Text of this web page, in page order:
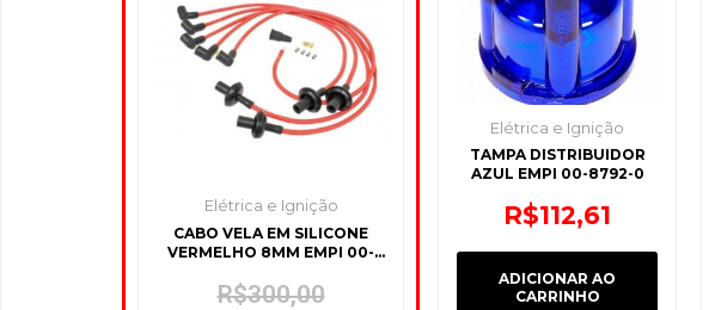
Elétrica e Ignição
CABO VELA EM SILICONE
VERMELHO 8MM EMPI 00-
R$300,00
original
era:
R$300,00.
atual
é:
R$269,75.
Elétrica e Ignição
TAMPA DISTRIBUIDOR
AZUL EMPI 00-8792-0
R$112,61
ADICIONAR AO
CARRINHO